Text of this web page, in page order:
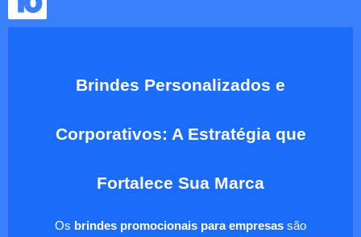
Brindes Personalizados e
Corporativos: A Estratégia que
Fortalece Sua Marca
Os brindes promocionais para empresas são